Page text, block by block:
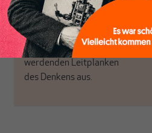
Recherchen, ihrem Wissen
und ihrem Enthusiasmus.
Gemeinsam scheren wir
aus den schmaler
werdenden Leitplanken
des Denkens aus.